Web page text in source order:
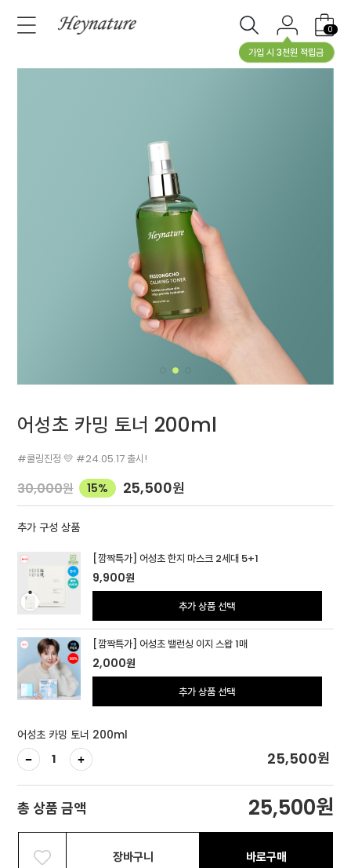
가입 시 3천원 적립금
0
어성초 카밍 토너 200ml
#쿨링진정 💛 #24.05.17 출시!
30,000원 15% 25,500원
추가 구성 상품
[깜짝특가] 어성초 한지 마스크 2세대 5+1
9,900원
추가 상품 선택
[깜짝특가] 어성초 밸런싱 이지 스왑 1매
2,000원
추가 상품 선택
어성초 카밍 토너 200ml
25,500원
총 상품 금액 25,500원
장바구니 바로구매